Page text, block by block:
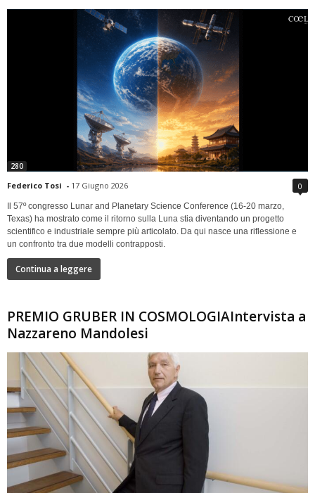
280
Federico Tosi - 17 Giugno 2026 0
Il 57º congresso Lunar and Planetary Science Conference (16-20 marzo,
Texas) ha mostrato come il ritorno sulla Luna stia diventando un progetto
scientifico e industriale sempre più articolato. Da qui nasce una riflessione e
un confronto tra due modelli contrapposti.
Continua a leggere
PREMIO GRUBER IN COSMOLOGIAIntervista a
Nazzareno Mandolesi